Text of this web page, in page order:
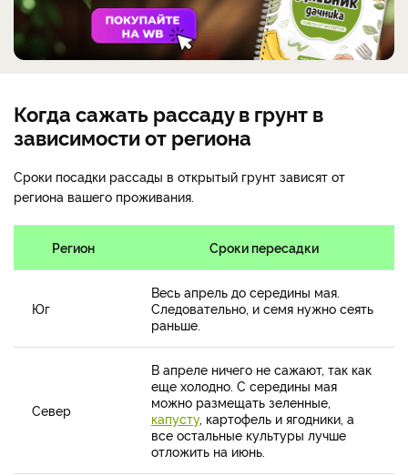
Когда сажать рассаду в грунт в
зависимости от региона
Сроки посадки рассады в открытый грунт зависят от
региона вашего проживания.
Регион Сроки пересадки
Юг
Весь апрель до середины мая.
Следовательно, и семя нужно сеять
раньше.
Север
В апреле ничего не сажают, так как
еще холодно. С середины мая
можно размещать зеленные,
капусту, картофель и ягодники, а
все остальные культуры лучше
отложить на июнь.